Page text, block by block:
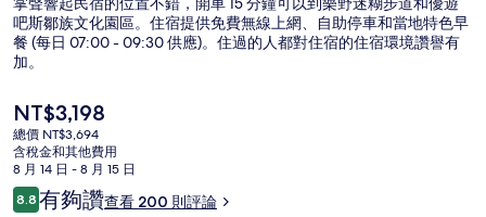
集吧斯鄒族文化園區。住宿提供免費無線上網、自助停車和當地特色早
餐 (每日 07:00 - 09:30 供應)。住過的人都對住宿的住宿環境讚譽有
加。
目
前
的
價
格
是
NT$3,198
總價 NT$3,694
含稅金和其他費用
8 月 14 日 - 8 月 15 日
評
8.88.8 分，滿分 10 分，
有夠讚查看 200 則評論